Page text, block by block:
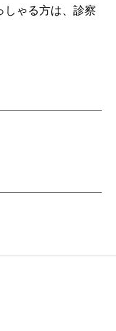
しゃる方は、診察